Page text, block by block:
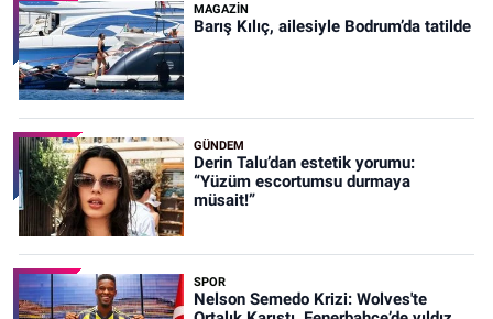
MAGAZİN
Barış Kılıç, ailesiyle Bodrum’da tatilde
GÜNDEM
Derin Talu’dan estetik yorumu:
“Yüzüm escortumsu durmaya
müsait!”
SPOR
Nelson Semedo Krizi: Wolves'te